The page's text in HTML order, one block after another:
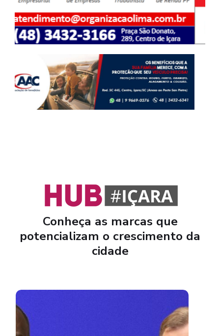
Conheça as marcas que
potencializam o crescimento da
cidade